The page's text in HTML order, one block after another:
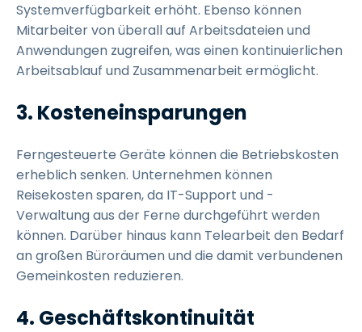
Systemverfügbarkeit erhöht. Ebenso können
Mitarbeiter von überall auf Arbeitsdateien und
Anwendungen zugreifen, was einen kontinuierlichen
Arbeitsablauf und Zusammenarbeit ermöglicht.
3. Kosteneinsparungen
Ferngesteuerte Geräte können die Betriebskosten
erheblich senken. Unternehmen können
Reisekosten sparen, da IT-Support und -
Verwaltung aus der Ferne durchgeführt werden
können. Darüber hinaus kann Telearbeit den Bedarf
an großen Büroräumen und die damit verbundenen
Gemeinkosten reduzieren.
4. Geschäftskontinuität